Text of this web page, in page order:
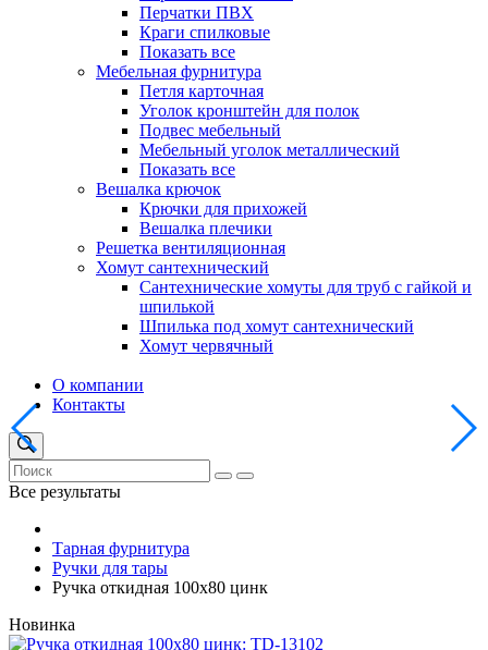
Перчатки ПВХ
Краги спилковые
Показать все
Мебельная фурнитура
Петля карточная
Уголок кронштейн для полок
Подвес мебельный
Мебельный уголок металлический
Показать все
Вешалка крючок
Крючки для прихожей
Вешалка плечики
Решетка вентиляционная
Хомут сантехнический
Сантехнические хомуты для труб с гайкой и
шпилькой
Шпилька под хомут сантехнический
Хомут червячный
О компании
Контакты
Все результаты
Тарная фурнитура
Ручки для тары
Ручка откидная 100х80 цинк
Новинка